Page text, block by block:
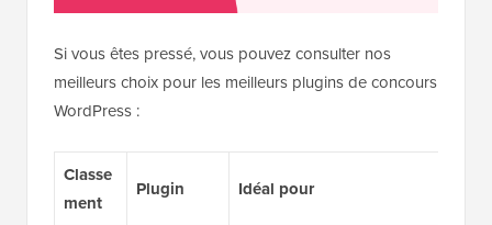
Si vous êtes pressé, vous pouvez consulter nos
meilleurs choix pour les meilleurs plugins de concours
WordPress :
Classe
ment
Plugin Idéal pour